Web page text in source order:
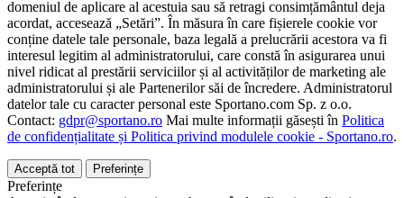
domeniul de aplicare al acestuia sau să retragi consimțământul deja
acordat, accesează „Setări”. În măsura în care fișierele cookie vor
conține datele tale personale, baza legală a prelucrării acestora va fi
interesul legitim al administratorului, care constă în asigurarea unui
nivel ridicat al prestării serviciilor și al activităților de marketing ale
administratorului și ale Partenerilor săi de încredere. Administratorul
datelor tale cu caracter personal este Sportano.com Sp. z o.o.
Contact: gdpr@sportano.ro Mai multe informații găsești în Politica
de confidențialitate și Politica privind modulele cookie - Sportano.ro.
Acceptă tot Preferințe
Preferințe